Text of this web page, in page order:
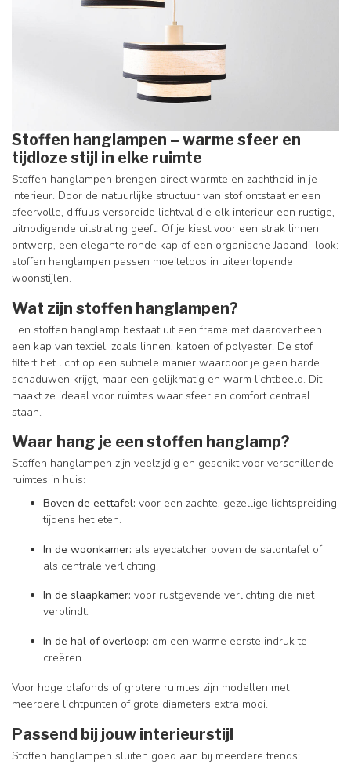
Stoffen hanglampen – warme sfeer en
tijdloze stijl in elke ruimte
Stoffen hanglampen brengen direct warmte en zachtheid in je
interieur. Door de natuurlijke structuur van stof ontstaat er een
sfeervolle, diffuus verspreide lichtval die elk interieur een rustige,
uitnodigende uitstraling geeft. Of je kiest voor een strak linnen
ontwerp, een elegante ronde kap of een organische Japandi-look:
stoffen hanglampen passen moeiteloos in uiteenlopende
woonstijlen.
Wat zijn stoffen hanglampen?
Een stoffen hanglamp bestaat uit een frame met daaroverheen
een kap van textiel, zoals linnen, katoen of polyester. De stof
filtert het licht op een subtiele manier waardoor je geen harde
schaduwen krijgt, maar een gelijkmatig en warm lichtbeeld. Dit
maakt ze ideaal voor ruimtes waar sfeer en comfort centraal
staan.
Waar hang je een stoffen hanglamp?
Stoffen hanglampen zijn veelzijdig en geschikt voor verschillende
ruimtes in huis:
Boven de eettafel: voor een zachte, gezellige lichtspreiding
tijdens het eten.
In de woonkamer: als eyecatcher boven de salontafel of
als centrale verlichting.
In de slaapkamer: voor rustgevende verlichting die niet
verblindt.
In de hal of overloop: om een warme eerste indruk te
creëren.
Voor hoge plafonds of grotere ruimtes zijn modellen met
meerdere lichtpunten of grote diameters extra mooi.
Passend bij jouw interieurstijl
Stoffen hanglampen sluiten goed aan bij meerdere trends: